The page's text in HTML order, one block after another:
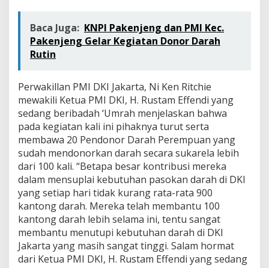
Baca Juga: KNPI Pakenjeng dan PMI Kec.
Pakenjeng Gelar Kegiatan Donor Darah
Rutin
Perwakillan PMI DKI Jakarta, Ni Ken Ritchie
mewakili Ketua PMI DKI, H. Rustam Effendi yang
sedang beribadah ‘Umrah menjelaskan bahwa
pada kegiatan kali ini pihaknya turut serta
membawa 20 Pendonor Darah Perempuan yang
sudah mendonorkan darah secara sukarela lebih
dari 100 kali. “Betapa besar kontribusi mereka
dalam mensuplai kebutuhan pasokan darah di DKI
yang setiap hari tidak kurang rata-rata 900
kantong darah. Mereka telah membantu 100
kantong darah lebih selama ini, tentu sangat
membantu menutupi kebutuhan darah di DKI
Jakarta yang masih sangat tinggi. Salam hormat
dari Ketua PMI DKI, H. Rustam Effendi yang sedang